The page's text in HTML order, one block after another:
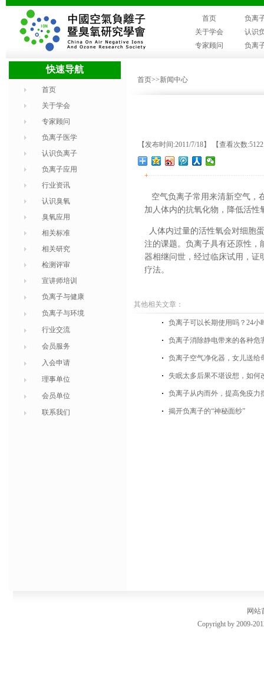
首页
负离
关于学会
认识
专家顾问
负离
快速导航
首页
关于学会
专家顾问
负离子医学
认识负离子
负离子应用
行业资讯
认识臭氧
臭氧应用
相关标准
相关研究
检测评审
宣讲师培训
负离子与健康
负离子与环境
行业交流
会员服务
入会申请
理事单位
会员单位
联系我们
首页>>新闻中心
【发布时间:2011/7/18】 【查看次数
+
空气负离子常用来清新空气，
加人体内的抗氧化物，降低活性
人体内过量的活性氧会对细胞
注的课题。负离子具有还原性，
器相继问世，经过临床试用，证
疗法。
其他相关文章：
负离子可以长期使用吗？24小
负离子消除静电带来的各种危
负离子空气净化器，女儿送给
失眠太多后果不堪设想，如何
负离子从内而外，提高免疫力
揭开负离子的“神秘面纱”
网站
Copyright by 2009-